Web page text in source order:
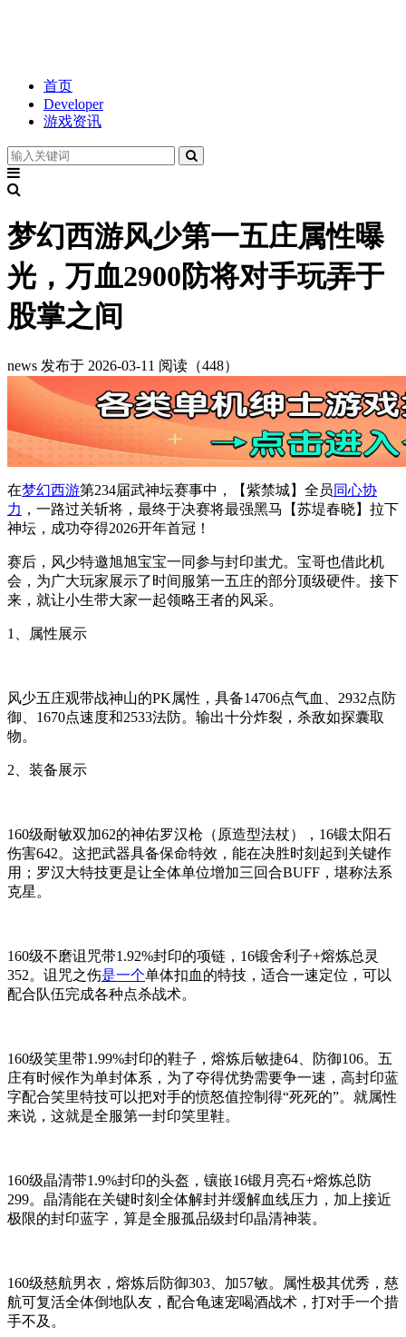
首页
Developer
游戏资讯
梦幻西游风少第一五庄属性曝
光，万血2900防将对手玩弄于
股掌之间
news 发布于 2026-03-11 阅读（448）
在梦幻西游第234届武神坛赛事中，【紫禁城】全员同心协
力 ，一路过关斩将，最终于决赛将最强黑马【苏堤春晓】拉下
神坛，成功夺得2026开年首冠！
赛后，风少特邀旭旭宝宝一同参与封印蚩尤。宝哥也借此机
会，为广大玩家展示了时间服第一五庄的部分顶级硬件。接下
来，就让小生带大家一起领略王者的风采。
1、属性展示
风少五庄观带战神山的PK属性，具备14706点气血、2932点防
御、1670点速度和2533法防。输出十分炸裂，杀敌如探囊取
物。
2、装备展示
160级耐敏双加62的神佑罗汉枪（原造型法杖），16锻太阳石
伤害642。这把武器具备保命特效，能在决胜时刻起到关键作
用；罗汉大特技更是让全体单位增加三回合BUFF，堪称法系
克星。
160级不磨诅咒带1.92%封印的项链，16锻舍利子+熔炼总灵
352。诅咒之伤是一个单体扣血的特技，适合一速定位，可以
配合队伍完成各种点杀战术。
160级笑里带1.99%封印的鞋子，熔炼后敏捷64、防御106。五
庄有时候作为单封体系，为了夺得优势需要争一速，高封印蓝
字配合笑里特技可以把对手的愤怒值控制得“死死的”。就属性
来说，这就是全服第一封印笑里鞋。
160级晶清带1.9%封印的头盔，镶嵌16锻月亮石+熔炼总防
299。晶清能在关键时刻全体解封并缓解血线压力，加上接近
极限的封印蓝字，算是全服孤品级封印晶清神装。
160级慈航男衣，熔炼后防御303、加57敏。属性极其优秀，慈
航可复活全体倒地队友，配合龟速宠喝酒战术，打对手一个措
手不及。